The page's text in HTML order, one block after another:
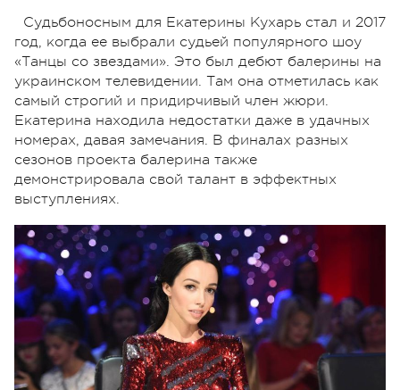
Судьбоносным для Екатерины Кухарь стал и 2017
год, когда ее выбрали судьей популярного шоу
«Танцы со звездами». Это был дебют балерины на
украинском телевидении. Там она отметилась как
самый строгий и придирчивый член жюри.
Екатерина находила недостатки даже в удачных
номерах, давая замечания. В финалах разных
сезонов проекта балерина также
демонстрировала свой талант в эффектных
выступлениях.